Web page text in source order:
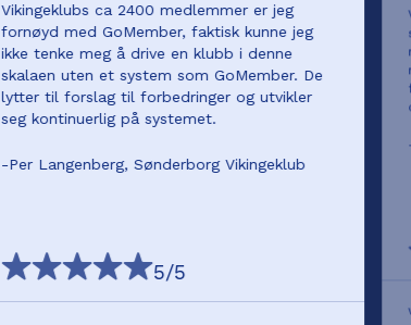
Vikingeklubs ca 2400 medlemmer er jeg
fornøyd med GoMember, faktisk kunne jeg
ikke tenke meg å drive en klubb i denne
skalaen uten et system som GoMember. De
lytter til forslag til forbedringer og utvikler
seg kontinuerlig på systemet.
-Per Langenberg, Sønderborg Vikingeklub
5/5